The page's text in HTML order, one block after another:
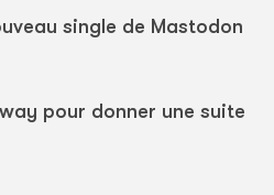
single de Mastodon
pour donner une suite